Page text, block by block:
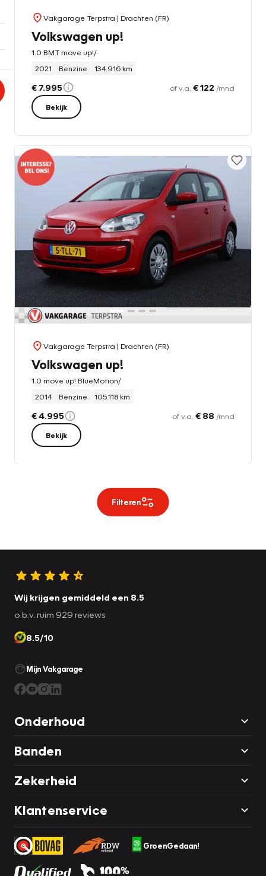
Vakgarage Terpstra | Drachten (FR)
Volkswagen up!
1.0 BMT move up!/
2021
Benzine 134.916 km
€ 7.995 of v.a. € 122 /mnd
Bekijk
Vakgarage Terpstra | Drachten (FR)
Volkswagen up!
1.0 move up! BlueMotion/
2014
Benzine 105.118 km
€ 4.995 of v.a. € 88 /mnd
Bekijk
Filteren
Wij krijgen gemiddeld een 8.5
o.b.v. ruim 929 reviews
8.5/10
Mijn Vakgarage
Onderhoud
Banden
Zekerheid
Klantenservice
GroenGedaan!